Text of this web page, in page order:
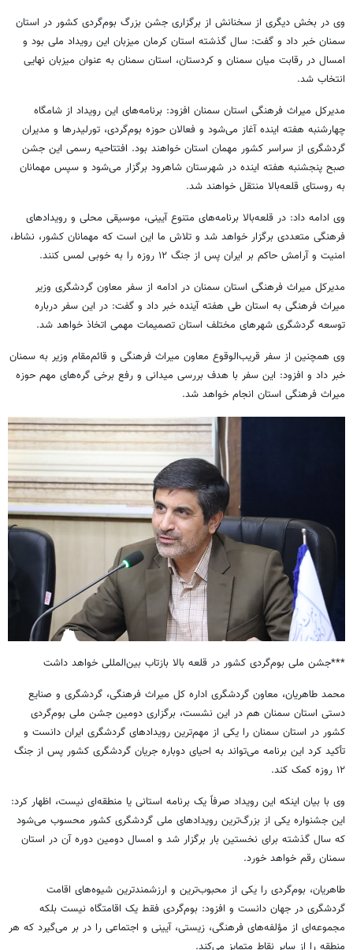
وی در بخش دیگری از سخنانش از برگزاری جشن بزرگ بوم‌گردی کشور در استان
سمنان خبر داد و گفت: سال گذشته استان کرمان میزبان این رویداد ملی بود و
امسال در رقابت میان سمنان و کردستان، استان سمنان به عنوان میزبان نهایی
انتخاب شد.
مدیرکل میراث فرهنگی استان سمنان افزود: برنامه‌های این رویداد از شامگاه
چهارشنبه هفته اینده آغاز می‌شود و فعالان حوزه بوم‌گردی، تورلیدرها و مدیران
گردشگری از سراسر کشور مهمان استان خواهند بود. افتتاحیه رسمی این جشن
صبح پنجشنبه هفته اینده در شهرستان شاهرود برگزار می‌شود و سپس مهمانان
به روستای قلعه‌بالا منتقل خواهند شد.
وی ادامه داد: در قلعه‌بالا برنامه‌های متنوع آیینی، موسیقی محلی و رویدادهای
فرهنگی متعددی برگزار خواهد شد و تلاش ما این است که مهمانان کشور، نشاط،
امنیت و آرامش حاکم بر ایران پس از جنگ ۱۲ روزه را به خوبی لمس کنند.
مدیرکل میراث فرهنگی استان سمنان در ادامه از سفر معاون گردشگری وزیر
میراث فرهنگی به استان طی هفته آینده خبر داد و گفت: در این سفر درباره
توسعه گردشگری شهرهای مختلف استان تصمیمات مهمی اتخاذ خواهد شد.
وی همچنین از سفر قریب‌الوقوع معاون میراث فرهنگی و قائم‌مقام وزیر به سمنان
خبر داد و افزود: این سفر با هدف بررسی میدانی و رفع برخی گره‌های مهم حوزه
میراث فرهنگی استان انجام خواهد شد.
***جشن ملی بوم‌گردی کشور در قلعه بالا بازتاب بین‌المللی خواهد داشت
محمد طاهریان، معاون گردشگری اداره کل میراث فرهنگی، گردشگری و صنایع
دستی استان سمنان هم در این نشست، برگزاری دومین جشن ملی بوم‌گردی
کشور در استان سمنان را یکی از مهم‌ترین رویدادهای گردشگری ایران دانست و
تأکید کرد این برنامه می‌تواند به احیای دوباره جریان گردشگری کشور پس از جنگ
۱۲ روزه کمک کند.
وی با بیان اینکه این رویداد صرفاً یک برنامه استانی یا منطقه‌ای نیست، اظهار کرد:
این جشنواره یکی از بزرگ‌ترین رویدادهای ملی گردشگری کشور محسوب می‌شود
که سال گذشته برای نخستین بار برگزار شد و امسال دومین دوره آن در استان
سمنان رقم خواهد خورد.
طاهریان، بوم‌گردی را یکی از محبوب‌ترین و ارزشمندترین شیوه‌های اقامت
گردشگری در جهان دانست و افزود: بوم‌گردی فقط یک اقامتگاه نیست بلکه
مجموعه‌ای از مؤلفه‌های فرهنگی، زیستی، آیینی و اجتماعی را در بر می‌گیرد که هر